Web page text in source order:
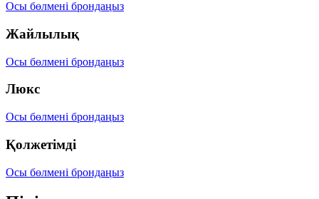
Осы бөлмені брондаңыз
Жайлылық
Осы бөлмені брондаңыз
Люкс
Осы бөлмені брондаңыз
Қолжетімді
Осы бөлмені брондаңыз